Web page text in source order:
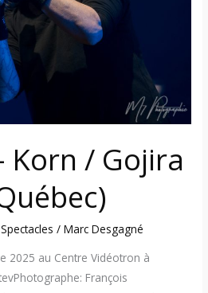
Korn / Gojira
Spectacles /Marc Desgagné
2025 au Centre Vidéotron à
François